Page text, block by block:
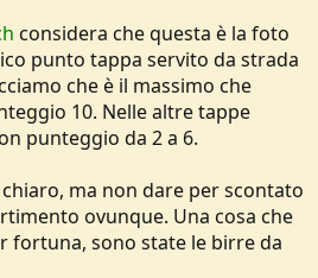
considera che questa è la foto
punto tappa servito da strada
che è il massimo che
10. Nelle altre tappe
punteggio da 2 a 6.
ma non dare per scontato
ovunque. Una cosa che
fortuna, sono state le birre da